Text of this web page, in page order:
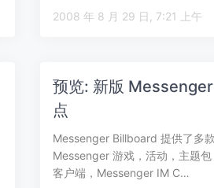
2008 年 8 月 29 日, 7:21 上午
预览: 新版
点
Messenger Billboard 提供了多
Messenger 游戏，活动，主题
客户端，Messenger IM C…